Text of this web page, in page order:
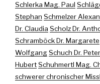
Schlerka Mag. Paul
Stephan Schmelzer
Dr. Claudia Scholz Dr.
Schramböck Dr. Margarete
WolfgangSchuch Dr. Peter
HubertSchuhmertl Mag.
schwerer chronischer